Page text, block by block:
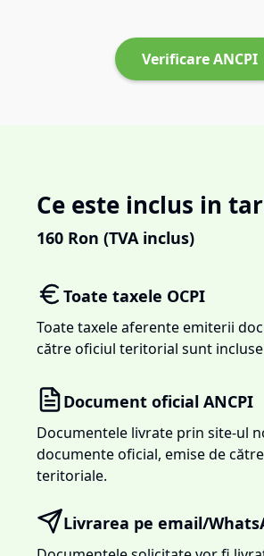
Verificare ANCPI
Ce este inclus in
160 Ron (TVA inclus)
Toate taxele OCPI
Toate taxele aferente emiterii
către oficiul teritorial sunt
Document oficial ANCPI
Documentele livrate prin site-ul
documente oficial, emise de
teritoriale.
Livrarea pe email/